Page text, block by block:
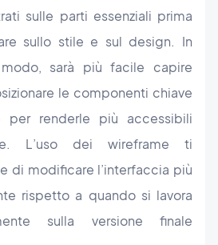
sulle parti essenziali prima
sullo stile e sul design. In
sarà più facile capire
le componenti chiave
per renderle più accessibili
L’uso dei wireframe ti
di modificare l’interfaccia più
rispetto a quando si lavora
sulla versione finale